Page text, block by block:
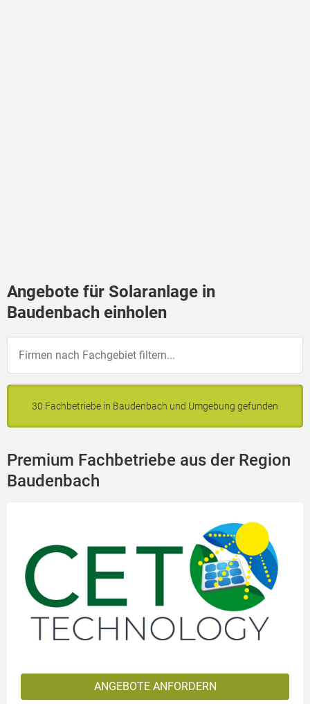
Angebote für Solaranlage in
Baudenbach einholen
30 Fachbetriebe in Baudenbach und Umgebung gefunden
Premium Fachbetriebe aus der Region
Baudenbach
ANGEBOTE ANFORDERN